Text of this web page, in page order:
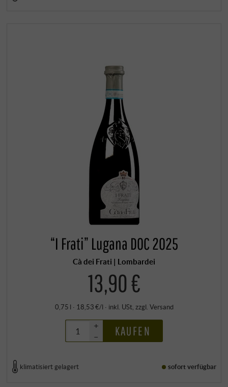
“I Frati” Lugana DOC 2025
Cà dei Frati | Lombardei
13,90 €
0,75 l · 18,53 €/l · inkl. USt, zzgl. Versand
+
–
KAUFEN
klimatisiert gelagert sofort verfügbar